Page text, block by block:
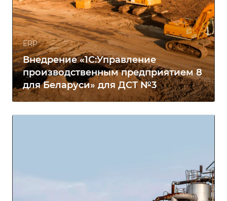
ERP
Внедрение «1С:Управление
производственным предприятием 8
для Беларуси» для ДСТ №3